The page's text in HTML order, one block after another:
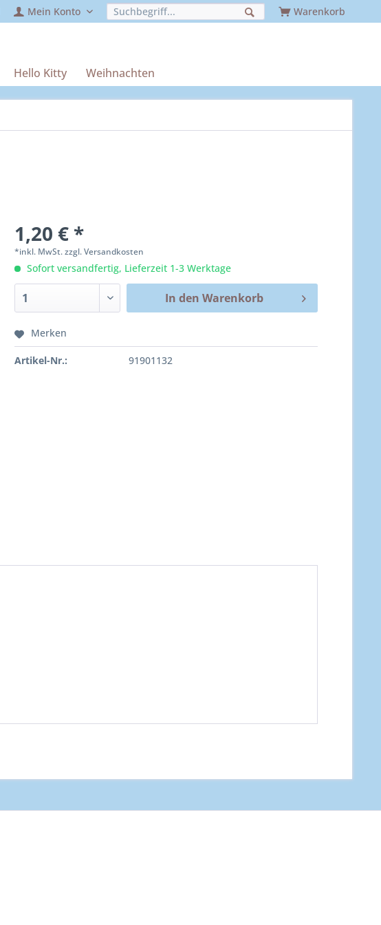
Mein Konto Warenkorb
Hello Kitty Weihnachten
1,20 € *
*inkl. MwSt.zzgl. Versandkosten
Sofort versandfertig, Lieferzeit 1-3 Werktage
In den Warenkorb
Merken
Artikel-Nr.: 91901132